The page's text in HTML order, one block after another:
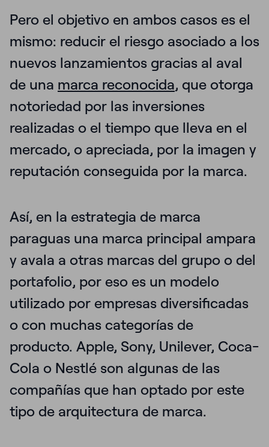
Pero el objetivo en ambos casos es el
mismo: reducir el riesgo asociado a los
nuevos lanzamientos gracias al aval
de una marca reconocida, que otorga
notoriedad por las inversiones
realizadas o el tiempo que lleva en el
mercado, o apreciada, por la imagen y
reputación conseguida por la marca.
Así, en la estrategia de marca
paraguas una marca principal ampara
y avala a otras marcas del grupo o del
portafolio, por eso es un modelo
utilizado por empresas diversificadas
o con muchas categorías de
producto. Apple, Sony, Unilever, Coca-
Cola o Nestlé son algunas de las
compañías que han optado por este
tipo de arquitectura de marca.